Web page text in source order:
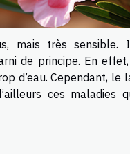
mais très
de principe. En
d’eau. Cependant, le
ces maladies